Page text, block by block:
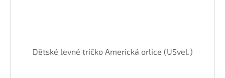
Dětské levné tričko Americká orlice (USvel.)